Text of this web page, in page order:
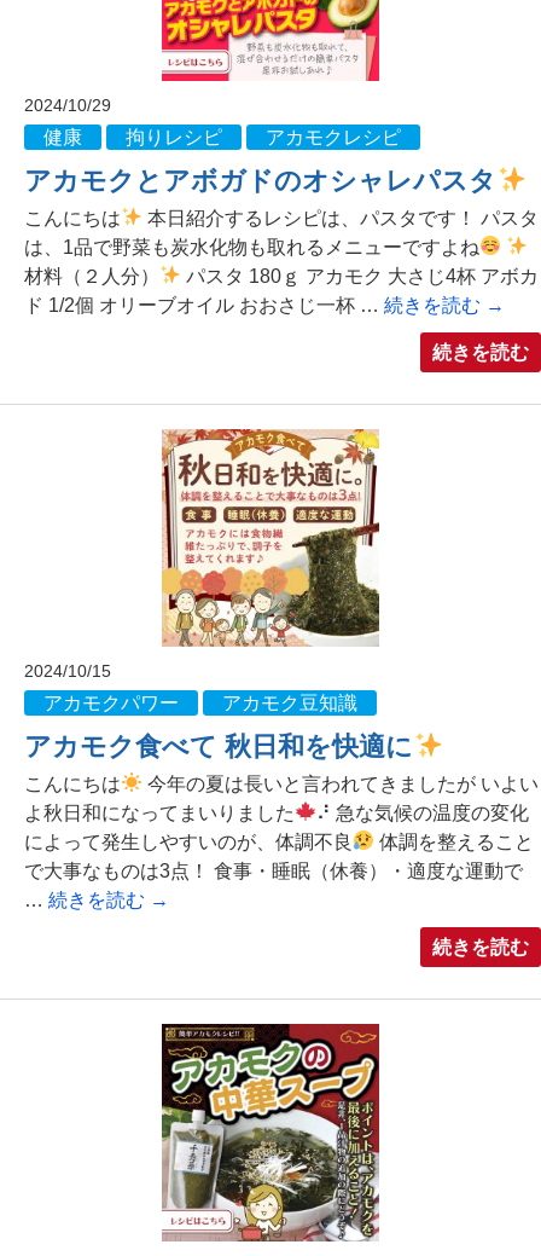
2024/10/29
健康 拘りレシピ アカモクレシピ
アカモクとアボガドのオシャレパスタ
こんにちは
本日紹介するレシピは、パスタです！ パスタ
は、1品で野菜も炭水化物も取れるメニューですよね
材料（２人分）
パスタ 180ｇ アカモク 大さじ4杯 アボカ
ド 1/2個 オリーブオイル おおさじ一杯 … 続きを読む →
続きを読む
2024/10/15
アカモクパワー アカモク豆知識
アカモク食べて 秋日和を快適に
こんにちは
今年の夏は長いと言われてきましたが いよい
よ秋日和になってまいりました
⠜ 急な気候の温度の変化
によって発生しやすいのが、体調不良
体調を整えること
で大事なものは3点！ 食事・睡眠（休養）・適度な運動で
… 続きを読む →
続きを読む